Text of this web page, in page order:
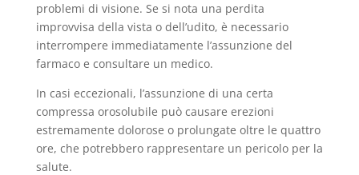
problemi di visione. Se si nota una perdita
improvvisa della vista o dell’udito, è necessario
interrompere immediatamente l’assunzione del
farmaco e consultare un medico.
In casi eccezionali, l’assunzione di una certa
compressa orosolubile può causare erezioni
estremamente dolorose o prolungate oltre le quattro
ore, che potrebbero rappresentare un pericolo per la
salute.